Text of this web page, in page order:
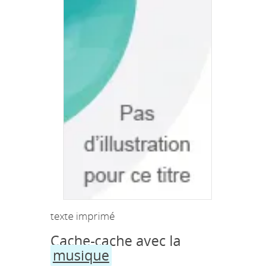
texte imprimé
Cache-cache avec la
musique